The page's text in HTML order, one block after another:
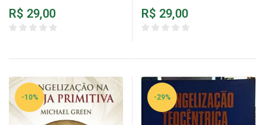
R$ 29,00 R$ 29,00
-10% -29%